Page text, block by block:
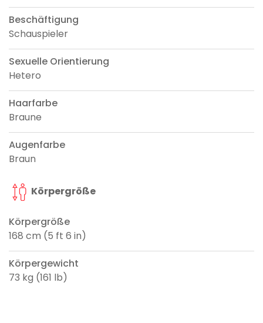
Beschäftigung
Schauspieler
Sexuelle Orientierung
Hetero
Haarfarbe
Braune
Augenfarbe
Braun
Körpergröße
Körpergröße
168 cm (5 ft 6 in)
Körpergewicht
73 kg (161 lb)